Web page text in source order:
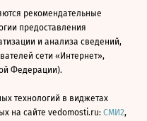
рекомендательные
предоставления
и анализа сведений,
сети «Интернет»,
Федерации).
технологий в виджетах
на сайте vedomosti.ru: СМИ2,